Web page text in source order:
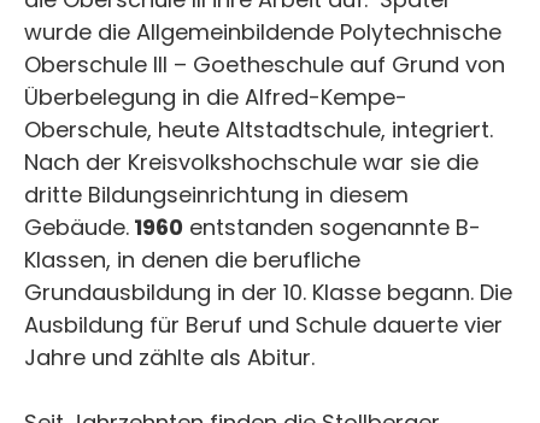
wurde die Allgemeinbildende Polytechnische
Oberschule III – Goetheschule auf Grund von
Überbelegung in die Alfred-Kempe-
Oberschule, heute Altstadtschule, integriert.
Nach der Kreisvolkshochschule war sie die
dritte Bildungseinrichtung in diesem
Gebäude. 1960 entstanden sogenannte B-
Klassen, in denen die berufliche
Grundausbildung in der 10. Klasse begann. Die
Ausbildung für Beruf und Schule dauerte vier
Jahre und zählte als Abitur.